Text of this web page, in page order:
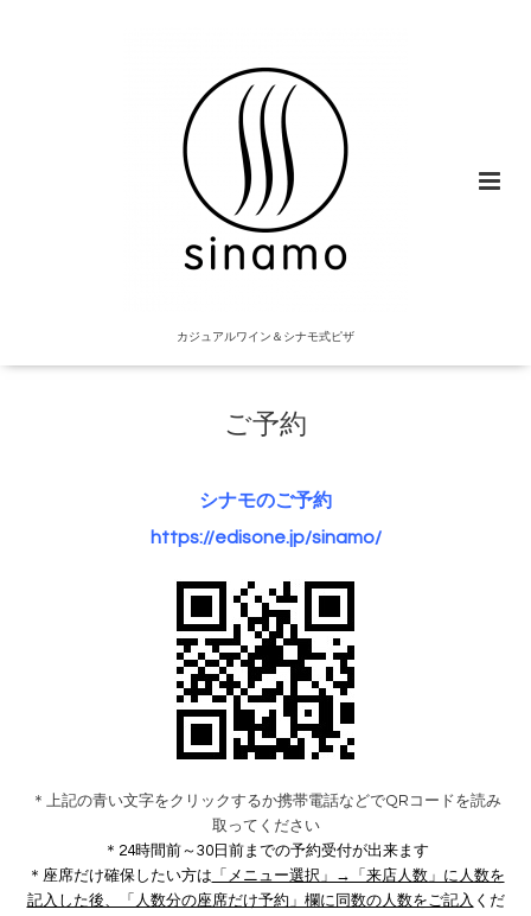
カジュアルワイン＆シナモ式ピザ
ご予約
シナモのご予約
https://edisone.jp/sinamo/
＊上記の青い文字をクリックするか携帯電話などでQRコードを読み
取ってください
＊24時間前～30日前までの予約受付が出来ます
＊座席だけ確保したい方は 「メニュー選択」→「来店人数」に人数を
記入した後、「人数分の座席だけ予約」欄に同数の人数をご記入 くだ